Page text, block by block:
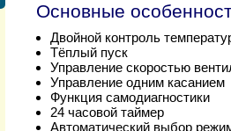
Основные
Двойной контроль
Тёплый пуск
Управление скоростью
Управление одним касанием
Функция самодиагностики
24 часовой таймер
Автоматический выбор